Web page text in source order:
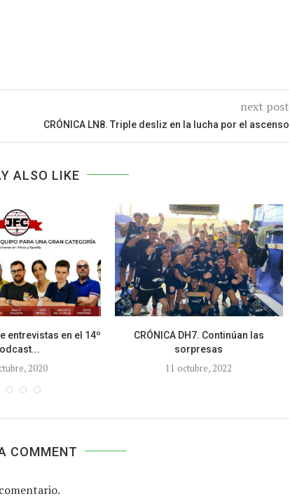
next post
CRÓNICA LN8. Triple desliz en la lucha por el ascenso
ALSO LIKE
entrevistas en el 14º
2020
CRÓNICA DH7. Continúan las
sorpresas
11 octubre, 2022
COMMENT